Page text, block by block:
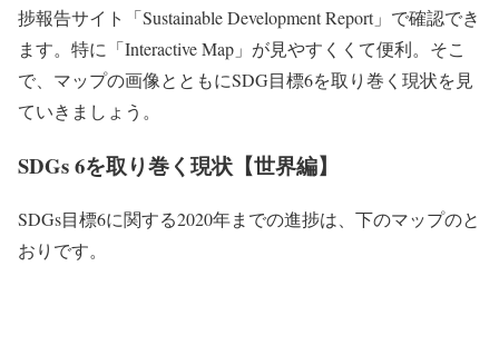
捗報告サイト「Sustainable Development Report」で確認でき
ます。特に「Interactive Map」が見やすくくて便利。そこ
で、マップの画像とともにSDG目標6を取り巻く現状を見
ていきましょう。
SDGs 6を取り巻く現状【世界編】
SDGs目標6に関する2020年までの進捗は、下のマップのと
おりです。